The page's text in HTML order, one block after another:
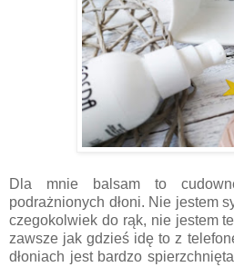
Dla mnie balsam to
podrażnionych dłoni. Nie jestem
czegokolwiek do rąk, nie jestem
zawsze jak gdzieś idę to z
dłoniach jest bardzo